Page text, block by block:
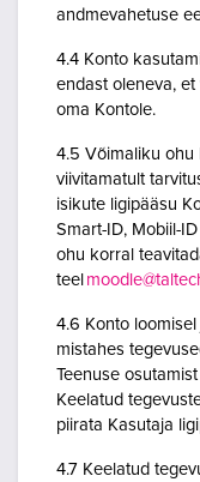
andmevahetuse
4.4 Konto
endast oleneva,
oma Kontole.
4.5 Võimaliku ohu
viivitamatult
isikute ligipääsu
Smart-ID, Mobiil-
ohu korral
teel
4.6 Konto
mistahes
Teenuse
Keelatud
piirata Kasutaja
4.7 Keelatud